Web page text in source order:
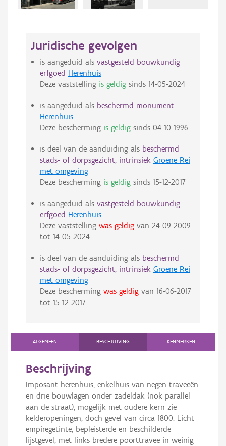
Juridische gevolgen
is aangeduid als vastgesteld bouwkundig
erfgoed Herenhuis
Deze vaststelling is geldigsinds 14-05-2024
is aangeduid als beschermd monument
Herenhuis
Deze bescherming is geldigsinds 04-10-1996
is deel van de aanduiding als beschermd
stads- of dorpsgezicht, intrinsiek Groene Rei
met omgeving
Deze bescherming is geldigsinds 15-12-2017
is aangeduid als vastgesteld bouwkundig
erfgoed Herenhuis
Deze vaststelling was geldigvan 24-09-2009
tot 14-05-2024
is deel van de aanduiding als beschermd
stads- of dorpsgezicht, intrinsiek Groene Rei
met omgeving
Deze bescherming was geldigvan 16-06-2017
tot 15-12-2017
ALGEMEEN BESCHRIJVING KENMERKEN
Beschrijving
Imposant herenhuis, enkelhuis van negen traveeën
en drie bouwlagen onder zadeldak (nok parallel
aan de straat), mogelijk met oudere kern zie
kelderopeningen, doch gevel van circa 1800. Licht
empiregetinte, bepleisterde en beschilderde
lijstgevel, met links bredere poorttravee in weinig